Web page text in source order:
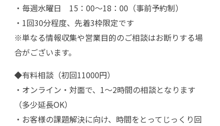
・毎週水曜日 15：00～18：00（事前予約制）
・1回30分程度、先着3枠限定です
※単なる情報収集や営業目的のご相談はお断りする場
合がございます。
◆有料相談（初回11000円）
・オンライン・対面で、1～2時間の相談となります
（多少延長OK）
・お客様の課題解決に向け、時間をとってじっくり回